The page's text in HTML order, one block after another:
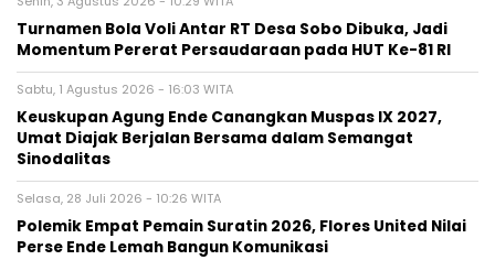
Turnamen Bola Voli Antar RT Desa Sobo Dibuka, Jadi
Momentum Pererat Persaudaraan pada HUT Ke-81 RI
Sabtu, 1 Agustus 2026 - 16:03 WITA
Keuskupan Agung Ende Canangkan Muspas IX 2027,
Umat Diajak Berjalan Bersama dalam Semangat
Sinodalitas
Selasa, 28 Juli 2026 - 10:26 WITA
Polemik Empat Pemain Suratin 2026, Flores United Nilai
Perse Ende Lemah Bangun Komunikasi